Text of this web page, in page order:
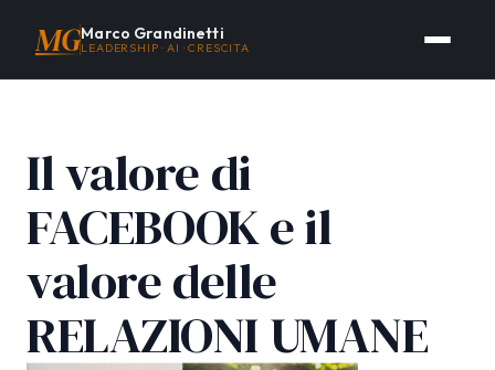
MGMarco Grandinetti
LEADERSHIP · AI · CRESCITA
Il valore di
FACEBOOK e il
valore delle
RELAZIONI UMANE